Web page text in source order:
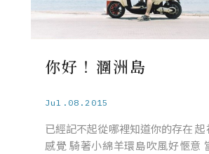
你好！潿洲島
Jul.08.2015
已經記不起從哪裡知道你的存在
感覺 騎著小綿羊環島吹風好愜意